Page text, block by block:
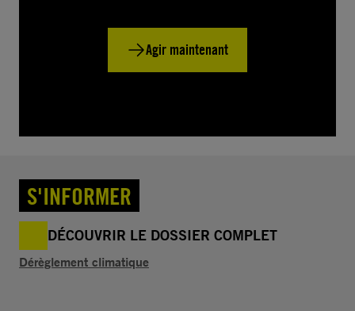
Agir maintenant
S'INFORMER
DÉCOUVRIR LE DOSSIER COMPLET
Dérèglement climatique